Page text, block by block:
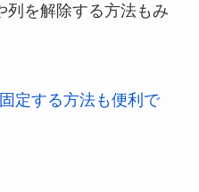
列を解除する方法もみ
定する方法も便利で